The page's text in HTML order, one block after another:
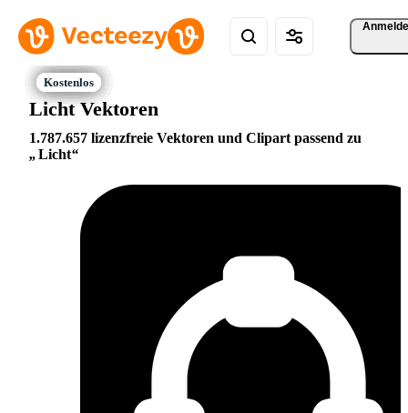
Licht Vektoren
1.787.657 lizenzfreie Vektoren und Clipart passend zu
Licht